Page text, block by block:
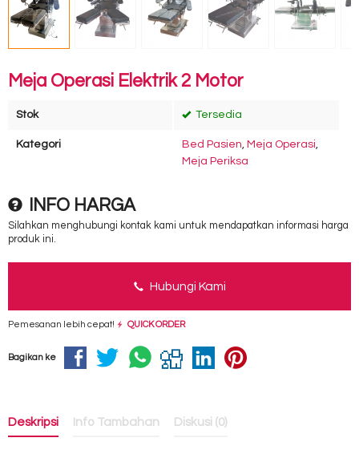
Meja Operasi Elektrik 2 Motor
Stok Tersedia
Kategori Bed Pasien, Meja Operasi,
Meja Periksa
INFO HARGA
Silahkan menghubungi kontak kami untuk mendapatkan informasi harga
produk ini.
Hubungi Kami
Pemesanan lebih cepat! QUICK ORDER
Bagikan ke
Deskripsi Info Tambahan Diskusi (0)